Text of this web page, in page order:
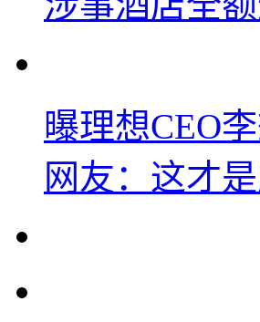
曝理想CEO
网友：这才